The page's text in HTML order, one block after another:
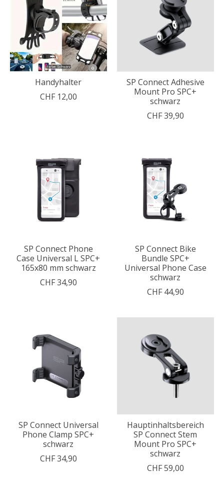
Handyhalter
CHF 12,00
SP Connect Adhesive
Mount Pro SPC+
schwarz
CHF 39,90
SP Connect Phone
Case Universal L SPC+
165x80 mm schwarz
CHF 34,90
SP Connect Bike
Bundle SPC+
Universal Phone Case
schwarz
CHF 44,90
SP Connect Universal
Phone Clamp SPC+
schwarz
CHF 34,90
Hauptinhaltsbereich
SP Connect Stem
Mount Pro SPC+
schwarz
CHF 59,00